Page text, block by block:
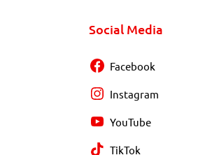
Social Media
Facebook
Instagram
YouTube
TikTok